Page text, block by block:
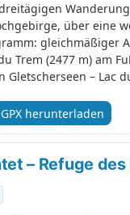
über eine
gleichmäßiger
Trem (2477 m) am
– Lac
den majestätischen
Tierwelt:
GPX herunterladen
– Refuge